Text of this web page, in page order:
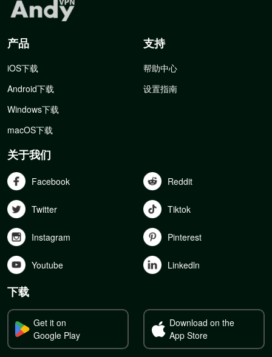
产品
iOS下载
Android下载
Windows下载
macOS下载
支持
帮助中心
设置指南
关于我们
Facebook Reddit
Twitter Tiktok
Instagram Pinterest
Youtube Linkedln
下载
Get it on
Google Play
Download on the
App Store